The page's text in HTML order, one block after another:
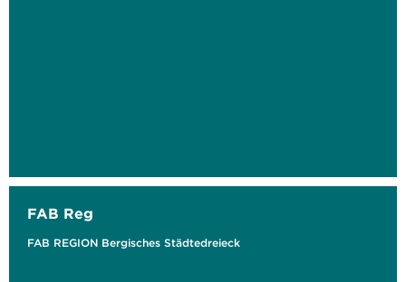
FAB Reg
FAB REGION Bergisches Städtedreieck